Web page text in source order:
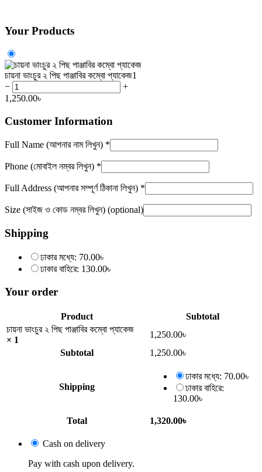
Your Products
চায়না ভাংচুর ২ পিছ পাঞ্জাবির কম্বো প্যাকেজ1
−
+
1,250.00৳
Customer Information
Full Name (আপনার নাম লিখুন) *
Phone (মোবাইল নম্বর লিখুন) *
Full Address (আপনার সম্পূর্ণ ঠিকানা লিখুন) *
Size (সাইজ ও কোড নম্বর লিখুন) (optional)
Shipping
ঢাকার মধ্যে: 70.00৳
ঢাকার বাহিরে: 130.00৳
Your order
Product
Subtotal
চায়না ভাংচুর ২ পিছ পাঞ্জাবির কম্বো প্যাকেজ
× 1
1,250.00৳
Subtotal
1,250.00৳
Shipping
ঢাকার মধ্যে: 70.00৳
ঢাকার বাহিরে:
130.00৳
Total 1,320.00৳
Cash on delivery
Pay with cash upon delivery.